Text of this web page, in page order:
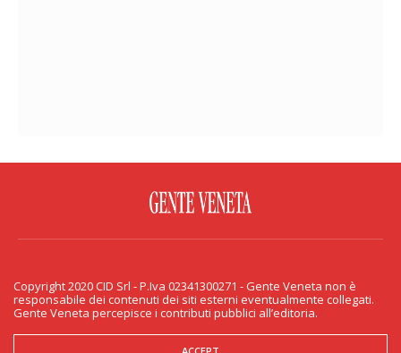
PRIVACY & COOKIE
Copyright 2020 CID Srl - P.Iva 02341300271 - Gente Veneta non è responsabile
dei contenuti dei siti esterni eventualmente collegati. Gente Veneta percepisce
i contributi pubblici all’editoria.
Copyright 2020 CID Srl - P.Iva 02341300271 - Gente Veneta non è
responsabile dei contenuti dei siti esterni eventualmente collegati.
Gente Veneta percepisce i contributi pubblici all’editoria.